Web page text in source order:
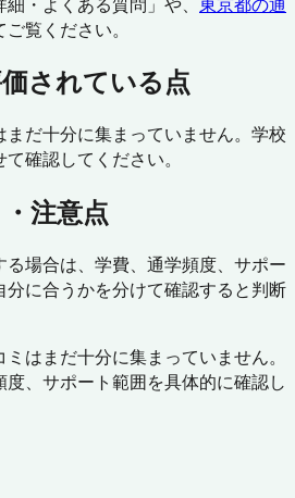
覧ください。
されている点
まだ十分に集まっていません。学校
確認してください。
注意点
場合は、学費、通学頻度、サポー
分に合うかを分けて確認すると判断
はまだ十分に集まっていません。
、サポート範囲を具体的に確認し